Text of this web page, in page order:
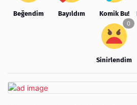
Beğendim Bayıldım Komik Bu!
Sinirlendim